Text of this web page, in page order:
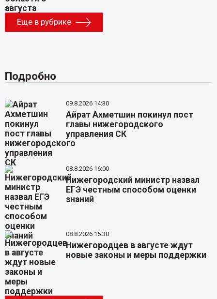
Еще в рубрике
Подробно
09.8.2026 14:30
Айрат Ахметшин покинул пост
главы нижегородского
управления СК
08.8.2026 16:00
Нижегородский министр назвал
ЕГЭ честным способом оценки
знаний
08.8.2026 15:30
Нижегородцев в августе ждут
новые законы и меры поддержки